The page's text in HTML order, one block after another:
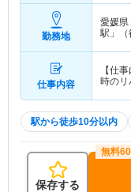
勤務地
愛媛県
駅」（
仕事内容
【仕
時のリ
駅から徒歩10分以内
保存する